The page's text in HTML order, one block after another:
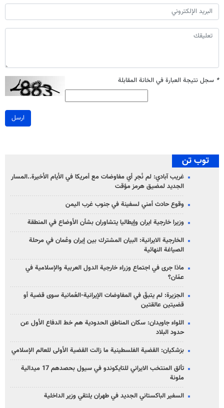
* سجل نتيجة العبارة في الخانة المقابلة
ارسل
توب تن
غريب آبادي: لم نُجرِ أي مفاوضات مع أمريكا في الأيام الأخيرة..المسار
الجديد لمضيق هرمز مؤقت
وقوع حادث أمني لسفينة في جنوب غرب اليمن
وزيرا خارجية ايران وإيطاليا يتشاوران بشأن الأوضاع في المنطقة
الخارجية الايرانية: البيان المشترك بين إيران وعُمان في مرحلة
الصياغة النهائية
ماذا جرى في اجتماع وزراء خارجية الدول العربية والإسلامية في
عمّان؟
الجزيرة: لم يتبقّ في المفاوضات الإيرانية-العُمانية سوى قضية أو
قضيتين عالقتين
اللواء جاويدان: سكان المناطق الحدودية هم خط الدفاع الأول عن
حدود البلاد
بزشكيان: القضية الفلسطينية ما زالت القضية الأولى للعالم الإسلامي
تألق المنتخب الايراني للتايكوندو في سيول بحصدهم 17 ميدالية
ملونة
السفير الباكستاني الجديد في طهران يلتقي وزير الداخلية